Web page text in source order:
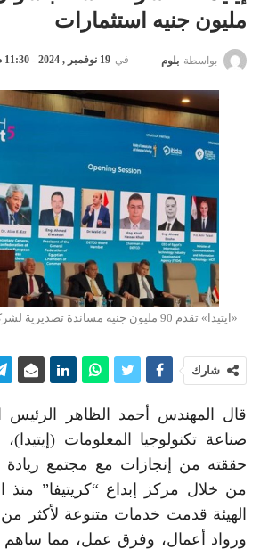
مليون جنيه استثمارات
بواسطة بلوم في 19 نوفمبر , 2024 - 11:30 م
«ايتيدا» تقدم 90 مليون جنيه مساندة تصديرية لشركات تكنولوجيا المعلومات
شارك
قال المهندس أحمد الظاهر الرئيس
صناعة تكنولوجيا المعلومات
حققته من إنجازات مع مجتمع
من خلال مركز إبداع “كريتيفا” منذ